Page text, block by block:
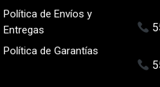
Política de Envíos y
Entregas
Política de Garantías